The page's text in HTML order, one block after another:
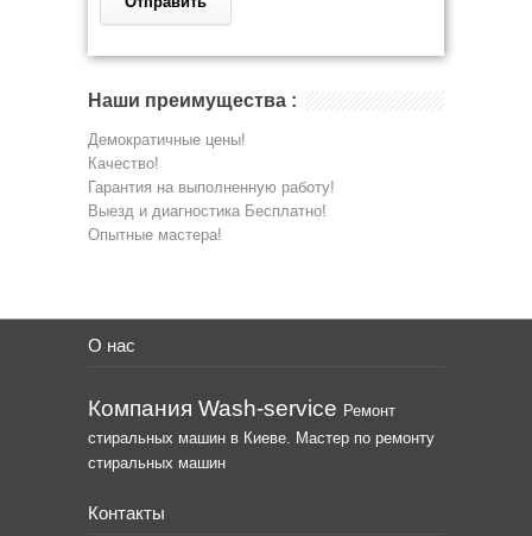
Наши преимущества :
Демократичные цены!
Качество!
Гарантия на выполненную работу!
Выезд и диагностика Бесплатно!
Опытные мастера!
О нас
Компания Wash-service Ремонт
стиральных машин в Киеве. Мастер по ремонту
стиральных машин
Контакты